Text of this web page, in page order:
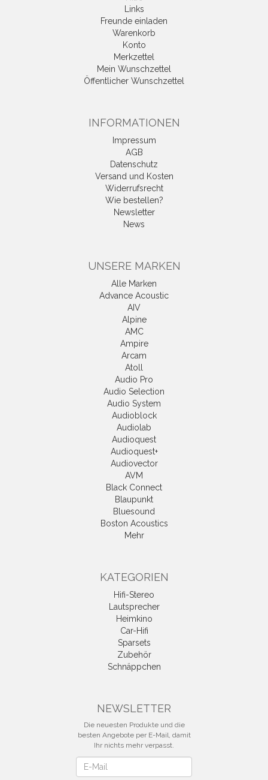
Links
Freunde einladen
Warenkorb
Konto
Merkzettel
Mein Wunschzettel
Öffentlicher Wunschzettel
INFORMATIONEN
Impressum
AGB
Datenschutz
Versand und Kosten
Widerrufsrecht
Wie bestellen?
Newsletter
News
UNSERE MARKEN
Alle Marken
Advance Acoustic
AIV
Alpine
AMC
Ampire
Arcam
Atoll
Audio Pro
Audio Selection
Audio System
Audioblock
Audiolab
Audioquest
Audioquest+
Audiovector
AVM
Black Connect
Blaupunkt
Bluesound
Boston Acoustics
Mehr
KATEGORIEN
Hifi-Stereo
Lautsprecher
Heimkino
Car-Hifi
Sparsets
Zubehör
Schnäppchen
NEWSLETTER
Die neuesten Produkte und die
besten Angebote per E-Mail, damit
Ihr nichts mehr verpasst.